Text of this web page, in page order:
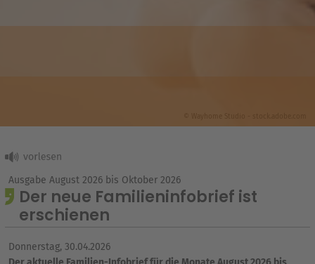
Ausgabe August 2026 bis Oktober 2026
Der neue Familieninfobrief ist
erschienen
Donnerstag, 30.04.2026